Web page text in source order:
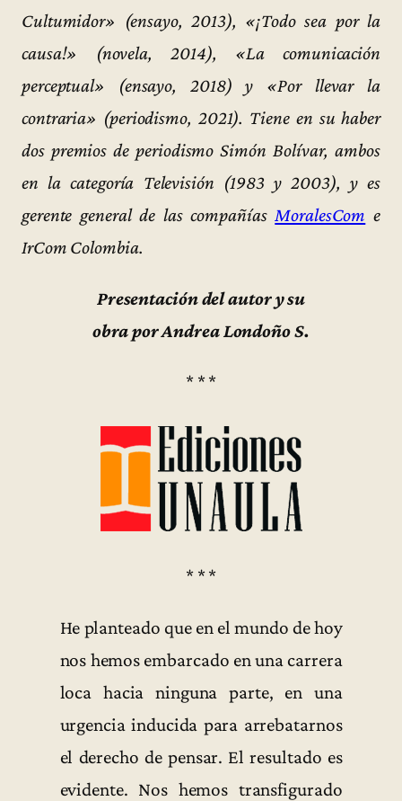
Cultumidor» (ensayo, 2013), «¡Todo sea por la
causa!» (novela, 2014), «La comunicación
perceptual» (ensayo, 2018) y «Por llevar la
contraria» (periodismo, 2021). Tiene en su haber
dos premios de periodismo Simón Bolívar, ambos
en la categoría Televisión (1983 y 2003), y es
gerente general de las compañías MoralesCom e
IrCom Colombia.
Presentación del autor y su
obra por Andrea Londoño S.
* * *
* * *
He planteado que en el mundo de hoy
nos hemos embarcado en una carrera
loca hacia ninguna parte, en una
urgencia inducida para arrebatarnos
el derecho de pensar. El resultado es
evidente. Nos hemos transfigurado